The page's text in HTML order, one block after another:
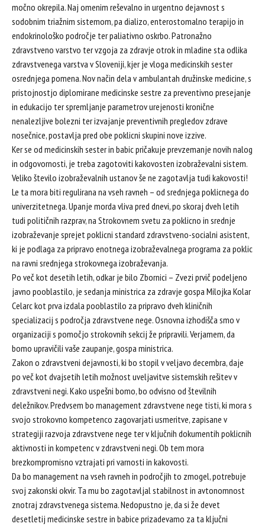
močno okrepila. Naj omenim reševalno in urgentno dejavnost s
sodobnim triažnim sistemom, pa dializo, enterostomalno terapijo in
endokrinološko področje ter paliativno oskrbo. Patronažno
zdravstveno varstvo ter vzgoja za zdravje otrok in mladine sta odlika
zdravstvenega varstva v Sloveniji, kjer je vloga medicinskih sester
osrednjega pomena. Nov način dela v ambulantah družinske medicine, s
pristojnostjo diplomirane medicinske sestre za preventivno presejanje
in edukacijo ter spremljanje parametrov urejenosti kronične
nenalezljive bolezni ter izvajanje preventivnih pregledov zdrave
nosečnice, postavlja pred obe poklicni skupini nove izzive.
Ker se od medicinskih sester in babic pričakuje prevzemanje novih nalog
in odgovornosti, je treba zagotoviti kakovosten izobraževalni sistem.
Veliko število izobraževalnih ustanov še ne zagotavlja tudi kakovosti!
Le ta mora biti regulirana na vseh ravneh – od srednjega poklicnega do
univerzitetnega. Upanje morda vliva pred dnevi, po skoraj dveh letih
tudi političnih razprav, na Strokovnem svetu za poklicno in srednje
izobraževanje sprejet poklicni standard zdravstveno-socialni asistent,
ki je podlaga za pripravo enotnega izobraževalnega programa za poklic
na ravni srednjega strokovnega izobraževanja.
Po več kot desetih letih, odkar je bilo Zbornici – Zvezi prvič podeljeno
javno pooblastilo, je sedanja ministrica za zdravje gospa Milojka Kolar
Celarc kot prva izdala pooblastilo za pripravo dveh kliničnih
specializacij s področja zdravstvene nege. Osnovna izhodišča smo v
organizaciji s pomočjo strokovnih sekcij že pripravili. Verjamem, da
bomo upravičili vaše zaupanje, gospa ministrica.
Zakon o zdravstveni dejavnosti, ki bo stopil v veljavo decembra, daje
po več kot dvajsetih letih možnost uveljavitve sistemskih rešitev v
zdravstveni negi. Kako uspešni bomo, bo odvisno od številnih
deležnikov. Predvsem bo management zdravstvene nege tisti, ki mora s
svojo strokovno kompetenco zagovarjati usmeritve, zapisane v
strategiji razvoja zdravstvene nege ter v ključnih dokumentih poklicnih
aktivnosti in kompetenc v zdravstveni negi. Ob tem mora
brezkompromisno vztrajati pri varnosti in kakovosti.
Da bo management na vseh ravneh in področjih to zmogel, potrebuje
svoj zakonski okvir. Ta mu bo zagotavljal stabilnost in avtonomnost
znotraj zdravstvenega sistema. Nedopustno je, da si že devet
desetletij medicinske sestre in babice prizadevamo za ta ključni